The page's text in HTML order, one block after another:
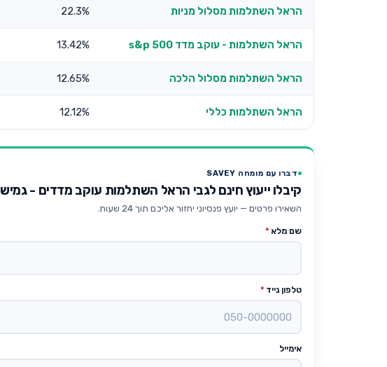
הראל השתלמות מסלול מניות 22.3%
הראל השתלמות - עוקב מדד s&p 500 13.42%
הראל השתלמות מסלול הלכה 12.65%
הראל השתלמות כללי 12.12%
דברו עם מומחה SAVEY
קיבלו ייעוץ חינם לגבי הראל השתלמות עוקב מדדים - גמיש
השאירו פרטים — יועץ פנסיוני יחזור אליכם תוך 24 שעות.
שם מלא *
טלפון נייד *
אימייל